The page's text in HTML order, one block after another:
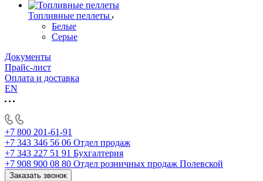
Топливные пеллеты
Белые
Серые
Документы
Прайс-лист
Оплата и доставка
EN
+7 800 201-61-91
+7 343 346 56 06 Отдел продаж
+7 343 227 51 91 Бухгалтерия
+7 908 900 08 80 Отдел розничных продаж Полевской
Заказать звонок